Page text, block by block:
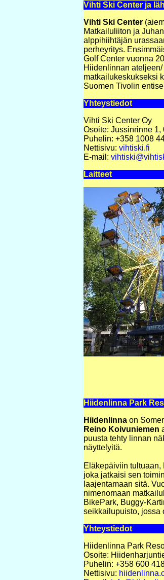
Vihti Ski Center ja
Vihti Ski Center
Matkailuliiton ja
alppihiihtäjän
perheyritys.
Golf Center vuonna
Hiidenlinnan
matkailukeskukseksi
Suomen Tivolin
Yhteystiedot
Vihti Ski Center Oy
Osoite: Jussinrinne
Puhelin: +358 1008
Nettisivu: vihtiski.fi
E-mail:
Laitteet
Hiidenlinna Park
Hiidenlinna on
Reino Koivuniemen
puusta tehty linnan
näyttelyitä.
Eläkepäiviin
joka jatkaisi sen
laajentamaan sitä.
nimenomaan
BikePark, Buggy-
seikkailupuisto, jossa
Yhteystiedot
Hiidenlinna Park
Osoite:
Puhelin: +358 600
Nettisivu: